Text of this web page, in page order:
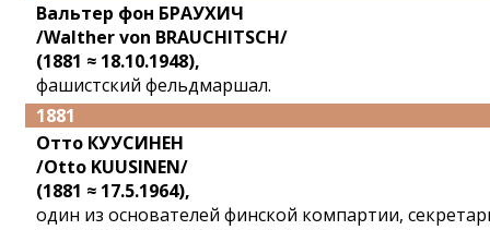
Вальтер фон БРАУХИЧ
/Walther von BRAUCHITSCH/
(1881 ≈ 18.10.1948),
фашистский фельдмаршал.
1881
Отто КУУСИНЕН
/Otto KUUSINEN/
(1881 ≈ 17.5.1964),
один из основателей финской компартии,